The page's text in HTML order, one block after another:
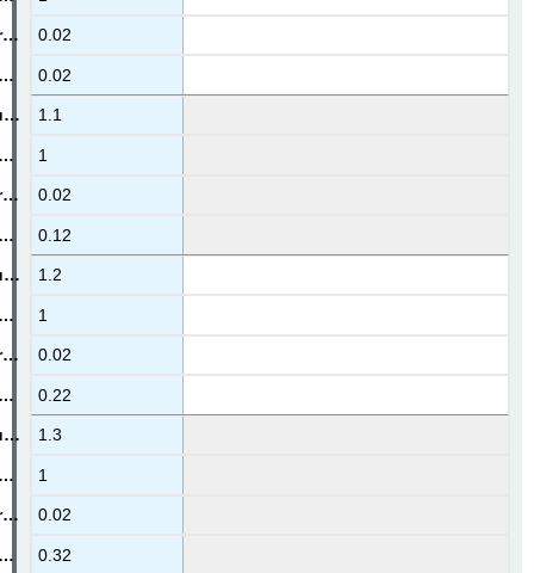
0.02
0.02
1.1
1
0.02
0.12
1.2
1
0.02
0.22
1.3
1
0.02
0.32